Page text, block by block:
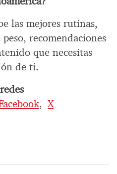
las mejores rutinas,
recomendaciones
que necesitas
de ti.
,X